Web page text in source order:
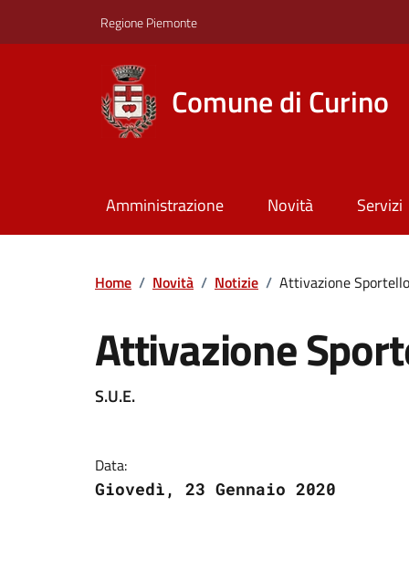
Regione Piemonte
Comune di Curino
Amministrazione Novità Servizi
Home / Novità / Notizie / Attivazione
Attivazione
S.U.E.
Data:
Giovedì, 23 Gennaio 2020